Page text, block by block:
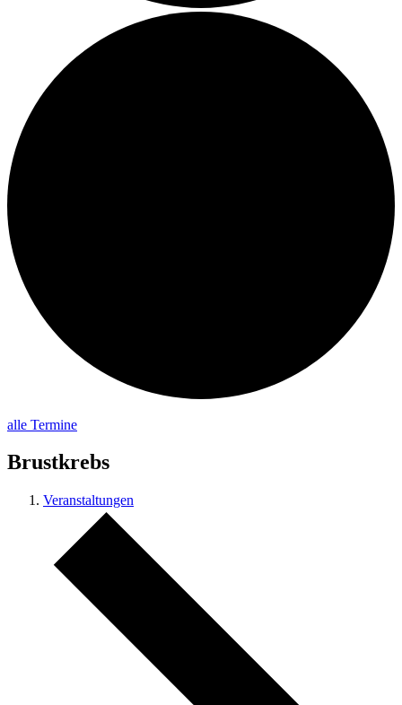
alle Termine
Brustkrebs
Veranstaltungen